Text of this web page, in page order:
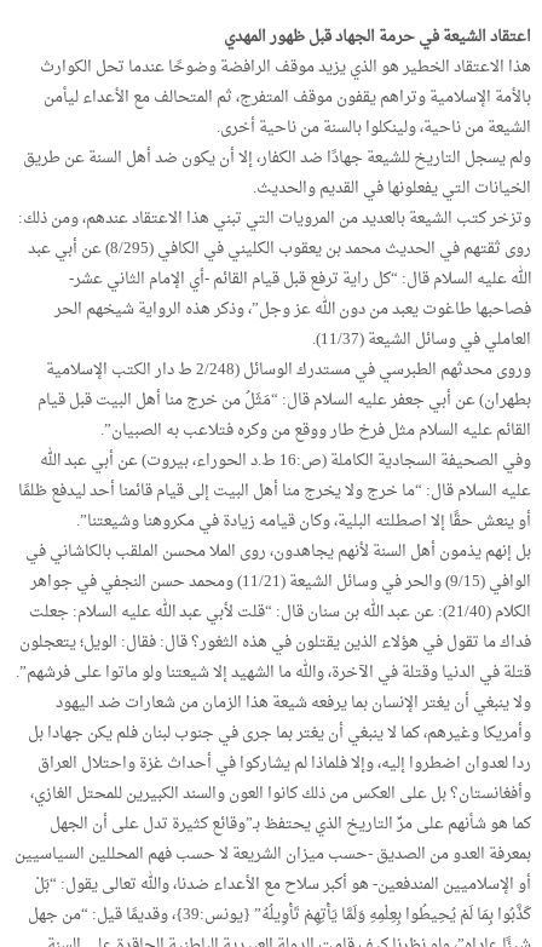
اعتقاد الشيعة في حرمة الجهاد قبل ظهور المهدي
هذا الاعتقاد الخطير هو الذي يزيد موقف الرافضة وضوحًا عندما تحل الكوارث
بالأمة الإسلامية وتراهم يقفون موقف المتفرج، ثم المتحالف مع الأعداء ليأمن
الشيعة من ناحية، ولينكلوا بالسنة من ناحية أخرى.
ولم يسجل التاريخ للشيعة جهادًا ضد الكفار، إلا أن يكون ضد أهل السنة عن طريق
الخيانات التي يفعلونها في القديم والحديث.
وتزخر كتب الشيعة بالعديد من المرويات التي تبني هذا الاعتقاد عندهم، ومن ذلك:
روى ثقتهم في الحديث محمد بن يعقوب الكليني في الكافي (8/295) عن أبي عبد
الله عليه السلام قال: “كل راية ترفع قبل قيام القائم -أي الإمام الثاني عشر-
فصاحبها طاغوت يعبد من دون الله عز وجل”، وذكر هذه الرواية شيخهم الحر
العاملي في وسائل الشيعة (11/37).
وروى محدثهم الطبرسي في مستدرك الوسائل (2/248 ط دار الكتب الإسلامية
بطهران) عن أبي جعفر عليه السلام قال: “مَثَلُ من خرج منا أهل البيت قبل قيام
القائم عليه السلام مثل فرخ طار ووقع من وكره فتلاعب به الصبيان”.
وفي الصحيفة السجادية الكاملة (ص:16 ط.د الحوراء، بيروت) عن أبي عبد الله
عليه السلام قال: “ما خرج ولا يخرج منا أهل البيت إلى قيام قائمنا أحد ليدفع ظلمًا
أو ينعش حقًا إلا اصطلته البلية، وكان قيامه زيادة في مكروهنا وشيعتنا”.
بل إنهم يذمون أهل السنة لأنهم يجاهدون، روى الملا محسن الملقب بالكاشاني في
الوافي (9/15) والحر في وسائل الشيعة (11/21) ومحمد حسن النجفي في جواهر
الكلام (21/40): عن عبد الله بن سنان قال: “قلت لأبي عبد الله عليه السلام: جعلت
فداك ما تقول في هؤلاء الذين يقتلون في هذه الثغور؟ قال: فقال: الويل؛ يتعجلون
قتلة في الدنيا وقتلة في الآخرة، والله ما الشهيد إلا شيعتنا ولو ماتوا على فرشهم”.
ولا ينبغي أن يغتر الإنسان بما يرفعه شيعة هذا الزمان من شعارات ضد اليهود
وأمريكا وغيرهم، كما لا ينبغي أن يغتر بما جرى في جنوب لبنان فلم يكن جهادا بل
ردا لعدوان اضطروا إليه، وإلا فلماذا لم يشاركوا في أحداث غزة واحتلال العراق
وأفغانستان؟ بل على العكس من ذلك كانوا العون والسند الكبيرين للمحتل الغازي،
كما هو شأنهم على مرِّ التاريخ الذي يحتفظ بـ”وقائع كثيرة تدل على أن الجهل
بمعرفة العدو من الصديق -حسب ميزان الشريعة لا حسب فهم المحللين السياسيين
أو الإسلاميين المندفعين- هو أكبر سلاح مع الأعداء ضدنا، والله تعالى يقول: “بَلْ
كَذَّبُوا بِمَا لَمْ يُحِيطُوا بِعِلْمِهِ وَلَمَّا يَأْتِهِمْ تَأْوِيلُهُ” {يونس:39}، وقديمًا قيل: “من جهل